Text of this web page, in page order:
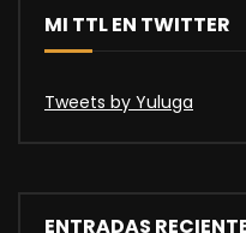
MI TTL EN TWITTER
Tweets by Yuluga
ENTRADAS